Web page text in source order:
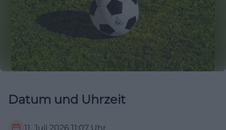
Datum und Uhrzeit
11. Juli 2026 11:07 Uhr